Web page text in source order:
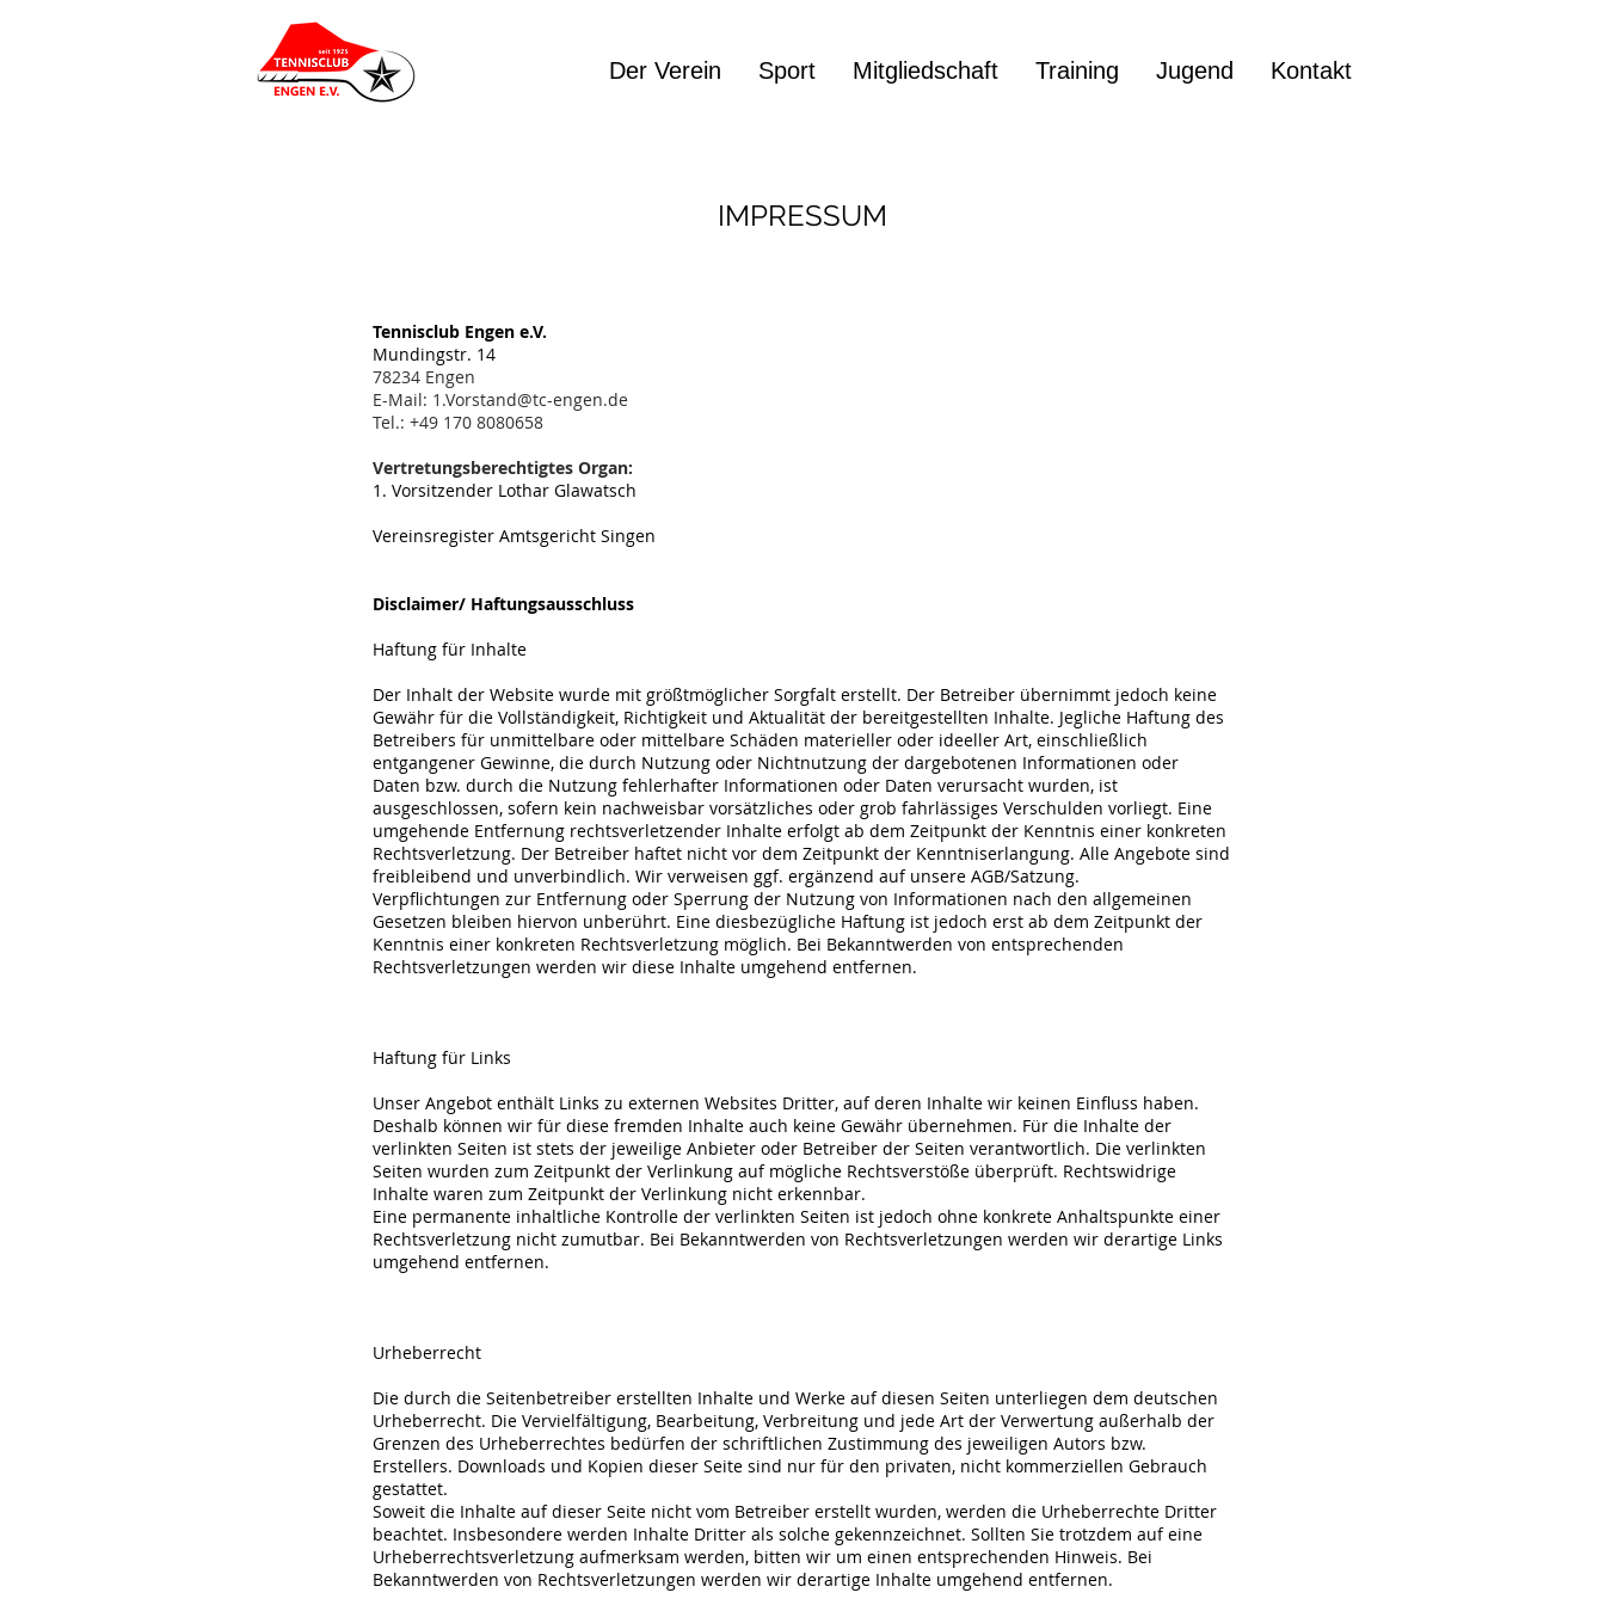
Der Verein Sport Mitgliedschaft Training Jugend Kontakt
IMPRESSUM
Tennisclub Engen e.V.
Mundingstr. 14
78234 Engen
E-Mail: 1.Vorstand@tc-engen.de
Tel.: +49 170 8080658
Vertretungsberechtigtes Organ:
1. Vorsitzender Lothar Glawatsch
Vereinsregister Amtsgericht Singen
Disclaimer/ Haftungsausschluss
Haftung für Inhalte
Der Inhalt der Website wurde mit größtmöglicher Sorgfalt erstellt. Der Betreiber übernimmt jedoch keine
Gewähr für die Vollständigkeit, Richtigkeit und Aktualität der bereitgestellten Inhalte. Jegliche Haftung des
Betreibers für unmittelbare oder mittelbare Schäden materieller oder ideeller Art, einschließlich
entgangener Gewinne, die durch Nutzung oder Nichtnutzung der dargebotenen Informationen oder
Daten bzw. durch die Nutzung fehlerhafter Informationen oder Daten verursacht wurden, ist
ausgeschlossen, sofern kein nachweisbar vorsätzliches oder grob fahrlässiges Verschulden vorliegt. Eine
umgehende Entfernung rechtsverletzender Inhalte erfolgt ab dem Zeitpunkt der Kenntnis einer konkreten
Rechtsverletzung. Der Betreiber haftet nicht vor dem Zeitpunkt der Kenntniserlangung. Alle Angebote sind
freibleibend und unverbindlich. Wir verweisen ggf. ergänzend auf unsere AGB/Satzung.
Verpflichtungen zur Entfernung oder Sperrung der Nutzung von Informationen nach den allgemeinen
Gesetzen bleiben hiervon unberührt. Eine diesbezügliche Haftung ist jedoch erst ab dem Zeitpunkt der
Kenntnis einer konkreten Rechtsverletzung möglich. Bei Bekanntwerden von entsprechenden
Rechtsverletzungen werden wir diese Inhalte umgehend entfernen.
Haftung für Links
Unser Angebot enthält Links zu externen Websites Dritter, auf deren Inhalte wir keinen Einfluss haben.
Deshalb können wir für diese fremden Inhalte auch keine Gewähr übernehmen. Für die Inhalte der
verlinkten Seiten ist stets der jeweilige Anbieter oder Betreiber der Seiten verantwortlich. Die verlinkten
Seiten wurden zum Zeitpunkt der Verlinkung auf mögliche Rechtsverstöße überprüft. Rechtswidrige
Inhalte waren zum Zeitpunkt der Verlinkung nicht erkennbar.
Eine permanente inhaltliche Kontrolle der verlinkten Seiten ist jedoch ohne konkrete Anhaltspunkte einer
Rechtsverletzung nicht zumutbar. Bei Bekanntwerden von Rechtsverletzungen werden wir derartige Links
umgehend entfernen.
Urheberrecht
Die durch die Seitenbetreiber erstellten Inhalte und Werke auf diesen Seiten unterliegen dem deutschen
Urheberrecht. Die Vervielfältigung, Bearbeitung, Verbreitung und jede Art der Verwertung außerhalb der
Grenzen des Urheberrechtes bedürfen der schriftlichen Zustimmung des jeweiligen Autors bzw.
Erstellers. Downloads und Kopien dieser Seite sind nur für den privaten, nicht kommerziellen Gebrauch
gestattet.
Soweit die Inhalte auf dieser Seite nicht vom Betreiber erstellt wurden, werden die Urheberrechte Dritter
beachtet. Insbesondere werden Inhalte Dritter als solche gekennzeichnet. Sollten Sie trotzdem auf eine
Urheberrechtsverletzung aufmerksam werden, bitten wir um einen entsprechenden Hinweis. Bei
Bekanntwerden von Rechtsverletzungen werden wir derartige Inhalte umgehend entfernen.